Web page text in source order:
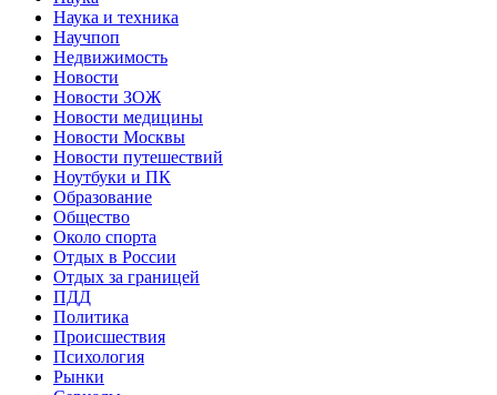
Наука и техника
Научпоп
Недвижимость
Новости
Новости ЗОЖ
Новости медицины
Новости Москвы
Новости путешествий
Ноутбуки и ПК
Образование
Общество
Около спорта
Отдых в России
Отдых за границей
ПДД
Политика
Происшествия
Психология
Рынки